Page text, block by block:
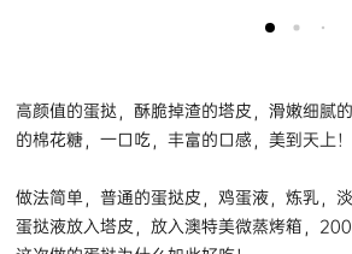
高颜值的蛋挞，酥脆掉渣的塔皮，滑嫩细腻
的棉花糖，一口吃，丰富的口感，美到天上！
做法简单，普通的蛋挞皮，鸡蛋液，炼乳，
蛋挞液放入塔皮，放入澳特美微蒸烤箱，